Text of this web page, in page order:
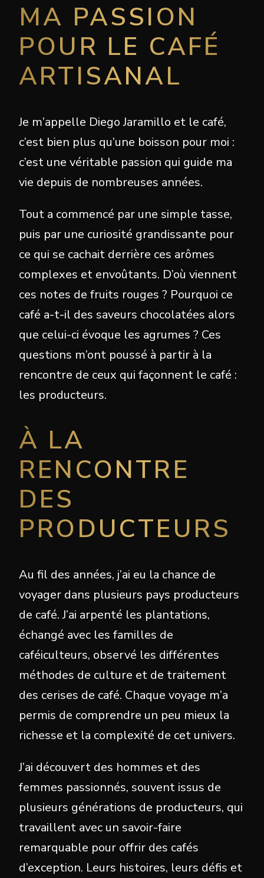
MA PASSION
POUR LE CAFÉ
ARTISANAL
Je m’appelle Diego Jaramillo et le café,
c’est bien plus qu’une boisson pour moi :
c’est une véritable passion qui guide ma
vie depuis de nombreuses années.
Tout a commencé par une simple tasse,
puis par une curiosité grandissante pour
ce qui se cachait derrière ces arômes
complexes et envoûtants. D’où viennent
ces notes de fruits rouges ? Pourquoi ce
café a-t-il des saveurs chocolatées alors
que celui-ci évoque les agrumes ? Ces
questions m’ont poussé à partir à la
rencontre de ceux qui façonnent le café :
les producteurs.
À LA
RENCONTRE
DES
PRODUCTEURS
Au fil des années, j’ai eu la chance de
voyager dans plusieurs pays producteurs
de café. J’ai arpenté les plantations,
échangé avec les familles de
caféiculteurs, observé les différentes
méthodes de culture et de traitement
des cerises de café. Chaque voyage m’a
permis de comprendre un peu mieux la
richesse et la complexité de cet univers.
J’ai découvert des hommes et des
femmes passionnés, souvent issus de
plusieurs générations de producteurs, qui
travaillent avec un savoir-faire
remarquable pour offrir des cafés
d’exception. Leurs histoires, leurs défis et